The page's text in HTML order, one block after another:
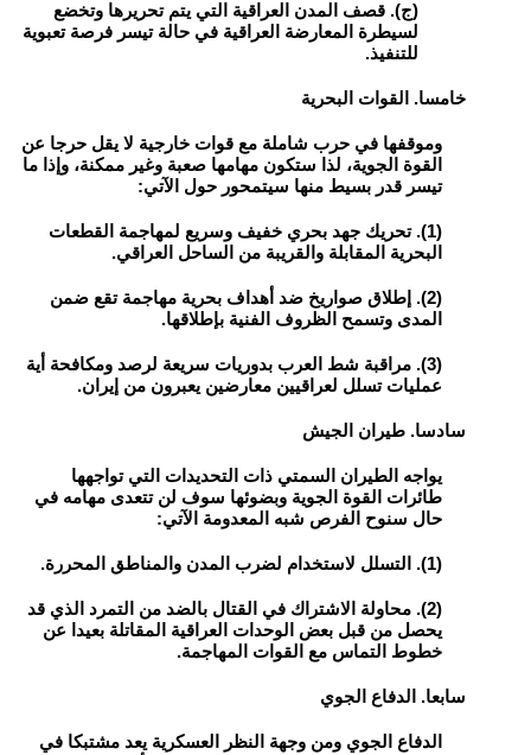
(ج). قصف المدن العراقية التي يتم تحريرها وتخضع
لسيطرة المعارضة العراقية في حالة تيسر فرصة تعبوية
للتنفيذ.
خامسا. القوات البحرية
وموقفها في حرب شاملة مع قوات خارجية لا يقل حرجا عن
القوة الجوية، لذا ستكون مهامها صعبة وغير ممكنة، وإذا ما
تيسر قدر بسيط منها سيتمحور حول الآتي:
(1). تحريك جهد بحري خفيف وسريع لمهاجمة القطعات
البحرية المقابلة والقريبة من الساحل العراقي.
(2). إطلاق صواريخ ضد أهداف بحرية مهاجمة تقع ضمن
المدى وتسمح الظروف الفنية بإطلاقها.
(3). مراقبة شط العرب بدوريات سريعة لرصد ومكافحة أية
عمليات تسلل لعراقيين معارضين يعبرون من إيران.
سادسا. طيران الجيش
يواجه الطيران السمتي ذات التحديدات التي تواجهها
طائرات القوة الجوية وبضوئها سوف لن تتعدى مهامه في
حال سنوح الفرص شبه المعدومة الآتي:
(1). التسلل لاستخدام لضرب المدن والمناطق المحررة.
(2). محاولة الاشتراك في القتال بالضد من التمرد الذي قد
يحصل من قبل بعض الوحدات العراقية المقاتلة بعيدا عن
خطوط التماس مع القوات المهاجمة.
سابعا. الدفاع الجوي
الدفاع الجوي ومن وجهة النظر العسكرية يعد مشتبكا في